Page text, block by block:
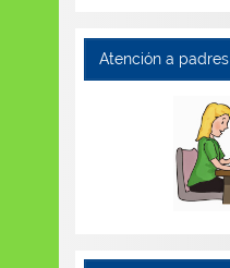
Atención a padres